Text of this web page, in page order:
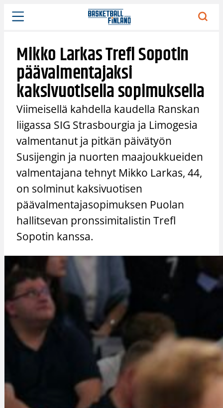
Siirry
sisältöön
Mikko Larkas Trefl Sopotin
päävalmentajaksi
kaksivuotisella sopimuksella
Viimeisellä kahdella kaudella Ranskan
liigassa SIG Strasbourgia ja Limogesia
valmentanut ja pitkän päivätyön
Susijengin ja nuorten maajoukkueiden
valmentajana tehnyt Mikko Larkas, 44,
on solminut kaksivuotisen
päävalmentajasopimuksen Puolan
hallitsevan pronssimitalistin Trefl
Sopotin kanssa.